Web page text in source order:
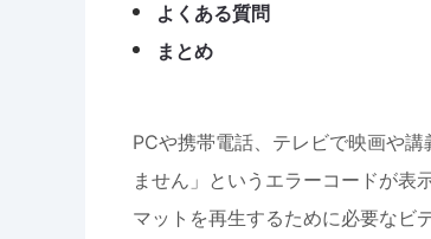
よくある質問
まとめ
PCや携帯電話、テレビで映画や
ません」というエラーコードが表
マットを再生するために必要なビ